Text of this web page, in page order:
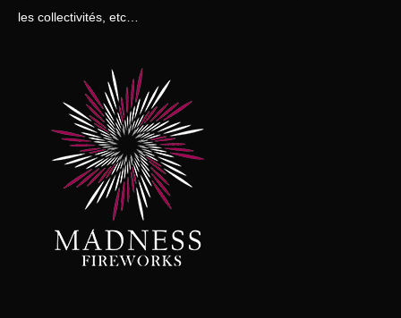
les collectivités, etc…